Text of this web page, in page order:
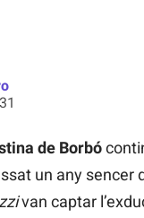
de Borbó
un any sencer
van captar